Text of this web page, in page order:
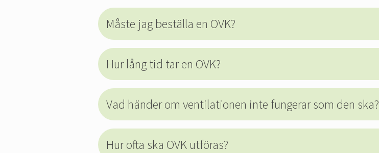
Måste jag beställa en OVK?
Hur lång tid tar en OVK?
Vad händer om ventilationen inte fungerar som den ska?
Hur ofta ska OVK utföras?